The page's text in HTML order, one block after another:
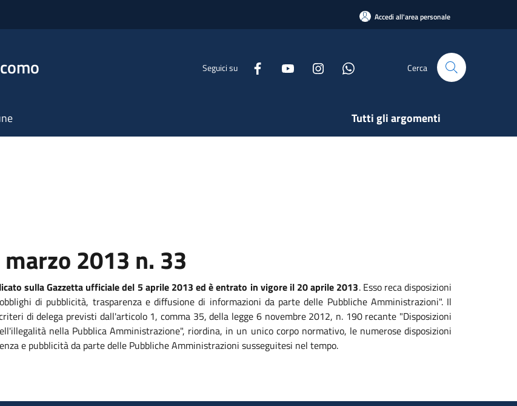
Accedi all'area personale
Seguici su Cerca
Tutti gli argomenti
2013 n. 33
sulla Gazzetta ufficiale del 5 aprile 2013 ed è entrato in vigore il 20 aprile 2013. Esso reca disposizioni
di pubblicità, trasparenza e diffusione di informazioni da parte delle Pubbliche Amministrazioni". Il
di delega previsti dall'articolo 1, comma 35, della legge 6 novembre 2012, n. 190 recante "Disposizioni
nella Pubblica Amministrazione", riordina, in un unico corpo normativo, le numerose disposizioni
e pubblicità da parte delle Pubbliche Amministrazioni susseguitesi nel tempo.